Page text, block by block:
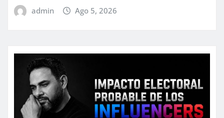
admin Ago 5, 2026